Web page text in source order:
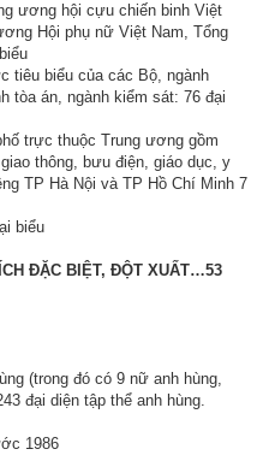
ương hội cựu chiến binh Việt
Hội phụ nữ Việt Nam, Tổng
tiêu biểu của các Bộ, ngành
tòa án, ngành kiểm sát: 76 đại
trực thuộc Trung ương gồm
thông, bưu điện, giáo dục, y
TP Hà Nội và TP Hồ Chí Minh 7
biểu
ĐẶC BIỆT, ĐỘT XUẤT…53
(trong đó có 9 nữ anh hùng,
đại diện tập thể anh hùng.
1986